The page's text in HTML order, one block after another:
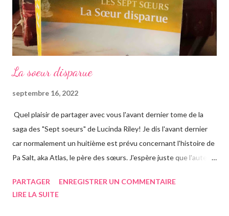
La soeur disparue
septembre 16, 2022
Quel plaisir de partager avec vous l'avant dernier tome de la
saga des "Sept soeurs" de Lucinda Riley! Je dis l'avant dernier
car normalement un huitième est prévu concernant l'histoire de
Pa Salt, aka Atlas, le père des sœurs. J'espère juste que l'auteur
Chose que j'ai d'ailleurs apprise en commençant le roman, ça m'a
PARTAGER
ENREGISTRER UN COMMENTAIRE
LIRE LA SUITE